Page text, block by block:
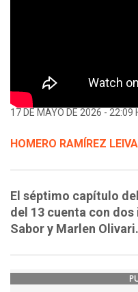
17 DE MAYO DE 2026 - 22:09
HOMERO RAMÍREZ LEIVA
El séptimo capítulo
del 13 cuenta con
Sabor y Marlen Olivari.